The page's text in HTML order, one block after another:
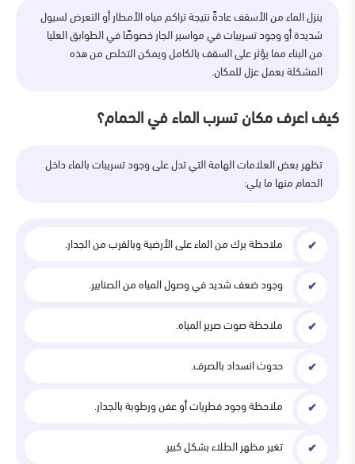
ينزل الماء من الأسقف عادةً نتيجة تراكم مياه الأمطار أو التعرض لسيول
شديدة أو وجود تسريبات في مواسير الجار خصوصًا في الطوابق العليا
من البناء مما يؤثر على السقف بالكامل ويمكن التخلص من هذه
المشكلة بعمل عزل للمكان.
كيف اعرف مكان تسرب الماء في الحمام؟
تظهر بعض العلامات الهامة التي تدل على وجود تسريبات بالماء داخل
الحمام منها ما يلي:
ملاحظة برك من الماء على الأرضية وبالقرب من الجدار.
وجود ضعف شديد في وصول المياه من الصنابير.
ملاحظة صوت صرير المياه.
حدوث انسداد بالصرف.
ملاحظة وجود فطريات أو عفن ورطوبة بالجدار.
تغير مظهر الطلاء بشكل كبير.